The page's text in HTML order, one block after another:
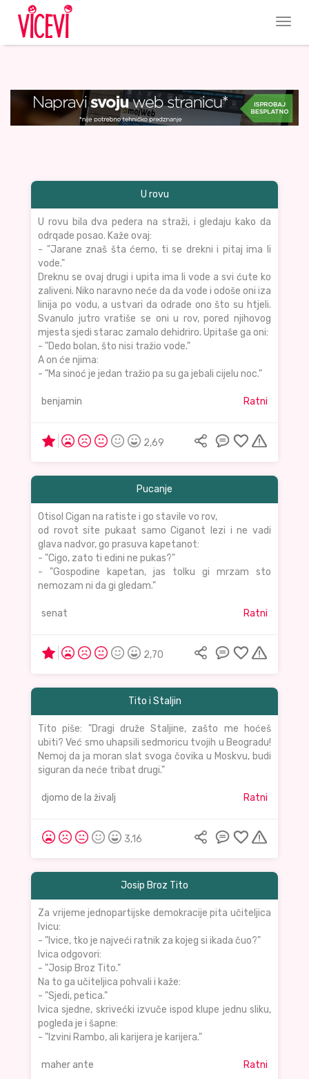
U rovu
U rovu bila dva pedera na straži, i gledaju kako da
odrqade posao. Kaže ovaj:
- "Jarane znaš šta ćemo, ti se drekni i pitaj ima li
vode."
Dreknu se ovaj drugi i upita ima li vode a svi ćute ko
zaliveni. Niko naravno neće da da vode i odoše oni iza
linija po vodu, a ustvari da odrade ono što su htjeli.
Svanulo jutro vratiše se oni u rov, pored njihovog
mjesta sjedi starac zamalo dehidriro. Upitaše ga oni:
- "Dedo bolan, što nisi tražio vode."
A on će njima:
- "Ma sinoć je jedan tražio pa su ga jebali cijelu noc."
benjamin Ratni
2,69
Pucanje
Otisol Cigan na ratiste i go stavile vo rov,
od rovot site pukaat samo Ciganot lezi i ne vadi
glava nadvor, go prasuva kapetanot:
- "Cigo, zato ti edini ne pukas?"
- "Gospodine kapetan, jas tolku gi mrzam sto
nemozam ni da gi gledam."
senat Ratni
2,70
Tito i Staljin
Tito piše: "Dragi druže Staljine, zašto me hoćeš
ubiti? Već smo uhapsili sedmoricu tvojih u Beogradu!
Nemoj da ja moran slat svoga čovika u Moskvu, budi
siguran da neće tribat drugi."
djomo de la živalj Ratni
3,16
Josip Broz Tito
Za vrijeme jednopartijske demokracije pita učiteljica
Ivicu:
- "Ivice, tko je najveći ratnik za kojeg si ikada čuo?"
Ivica odgovori:
- "Josip Broz Tito."
Na to ga učiteljica pohvali i kaže:
- "Sjedi, petica."
Ivica sjedne, skrivećki izvuče ispod klupe jednu sliku,
pogleda je i šapne:
- "Izvini Rambo, ali karijera je karijera."
maher ante Ratni